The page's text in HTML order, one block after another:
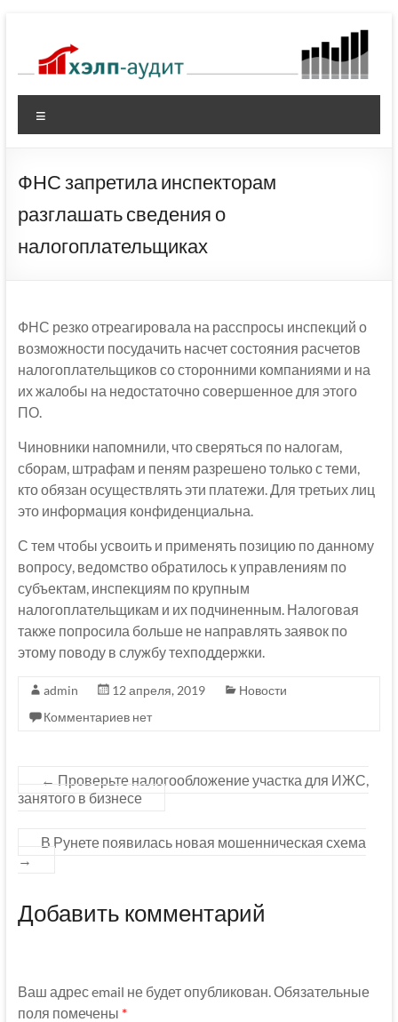
содержимому
ФНС запретила инспекторам
разглашать сведения о
налогоплательщиках
ФНС резко отреагировала на расспросы инспекций о
возможности посудачить насчет состояния расчетов
налогоплательщиков со сторонними компаниями и на
их жалобы на недостаточно совершенное для этого
ПО.
Чиновники напомнили, что сверяться по налогам,
сборам, штрафам и пеням разрешено только с теми,
кто обязан осуществлять эти платежи. Для третьих лиц
это информация конфиденциальна.
С тем чтобы усвоить и применять позицию по данному
вопросу, ведомство обратилось к управлениям по
субъектам, инспекциям по крупным
налогоплательщикам и их подчиненным. Налоговая
также попросила больше не направлять заявок по
этому поводу в службу техподдержки.
admin 12 апреля, 2019
Новости
Комментариев нет
← Проверьте налогообложение участка для ИЖС,
занятого в бизнесе
В Рунете появилась новая мошенническая схема
→
Добавить комментарий
Ваш адрес email не будет опубликован. Обязательные
поля помечены *